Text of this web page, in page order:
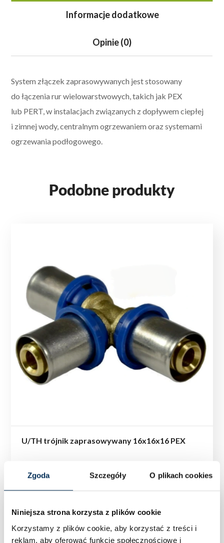
Zgoda Szczegóły O plikach cookies
Niniejsza strona korzysta z plików cookie
Korzystamy z plików cookie, aby korzystać z treści i
reklam, aby oferować funkcje społecznościowe i
Informacje dodatkowe
Opinie (0)
System złączek zaprasowywanych jest stosowany
do łączenia rur wielowarstwowych, takich jak PEX
lub PERT, w instalacjach związanych z dopływem ciepłej
i zimnej wody, centralnym ogrzewaniem oraz systemami
ogrzewania podłogowego.
Podobne produkty
U/TH trójnik zaprasowywany 16x16x16 PEX